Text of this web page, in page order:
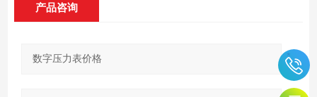
产品咨询